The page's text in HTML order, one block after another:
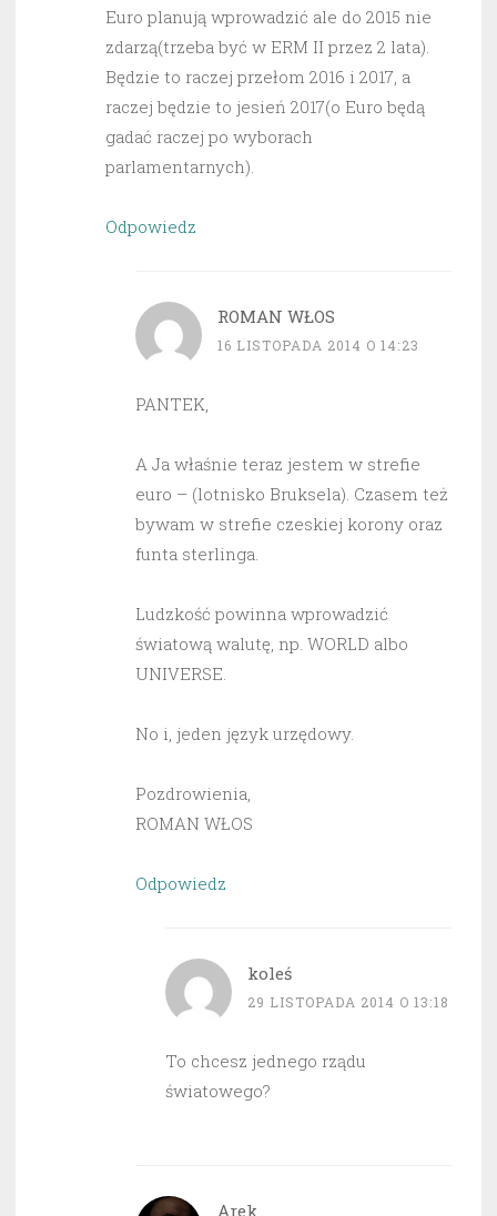
Euro planują wprowadzić ale do 2015 nie
zdarzą(trzeba być w ERM II przez 2 lata).
Będzie to raczej przełom 2016 i 2017, a
raczej będzie to jesień 2017(o Euro będą
gadać raczej po wyborach
parlamentarnych).
Odpowiedz
ROMAN WŁOS
16 LISTOPADA 2014 O 14:23
PANTEK,
A Ja właśnie teraz jestem w strefie
euro – (lotnisko Bruksela). Czasem też
bywam w strefie czeskiej korony oraz
funta sterlinga.
Ludzkość powinna wprowadzić
światową walutę, np. WORLD albo
UNIVERSE.
No i, jeden język urzędowy.
Pozdrowienia,
ROMAN WŁOS
Odpowiedz
koleś
29 LISTOPADA 2014 O 13:18
To chcesz jednego rządu
światowego?
Arek